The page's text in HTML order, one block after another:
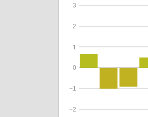
−2
−1
0
1
2
3